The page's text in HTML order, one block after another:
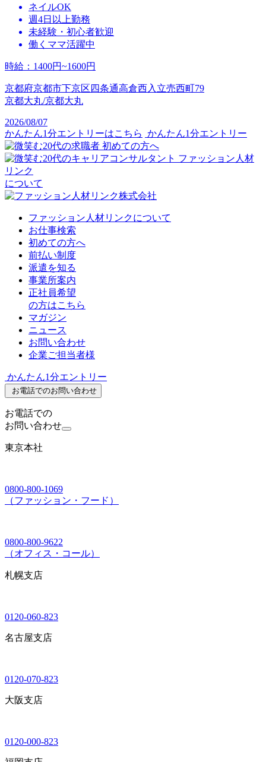
ネイルOK
週4日以上勤務
未経験・初心者歓迎
働くママ活躍中
時給 ： 1400円~1600円
京都府京都市下京区四条通高倉西入立売西町79
京都大丸/京都大丸
2026/08/07
かんたん1分エントリーはこちら かんたん1分エントリー
初めての方へ
ファッション人材
リンク
について
ファッション人材リンクについて
お仕事検索
初めての方へ
前払い制度
派遣を知る
事業所案内
正社員希望
の方はこちら
マガジン
ニュース
お問い合わせ
企業ご担当者様
かんたん1分エントリー
お電話でのお問い合わせ
お電話での
お問い合わせ
東京本社
0800-800-1069
（ファッション・フード）
0800-800-9622
（オフィス・コール）
札幌支店
0120-060-823
名古屋支店
0120-070-823
大阪支店
0120-000-823